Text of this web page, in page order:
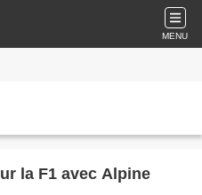
MENU
la F1 avec Alpine